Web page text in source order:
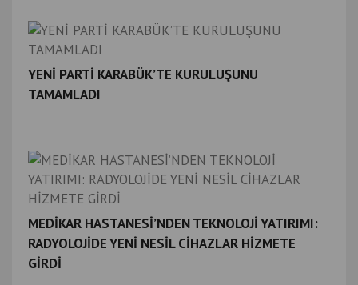
YENİ PARTİ KARABÜK’TE KURULUŞUNU
TAMAMLADI
MEDİKAR HASTANESİ’NDEN TEKNOLOJİ YATIRIMI:
RADYOLOJİDE YENİ NESİL CİHAZLAR HİZMETE
GİRDİ